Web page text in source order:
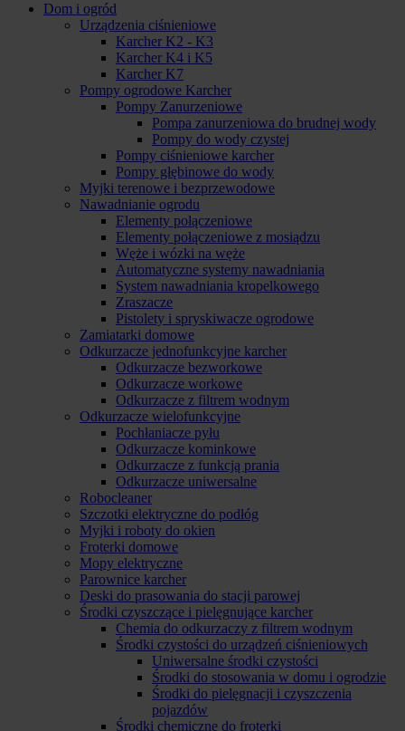
Dom i ogród
Urządzenia ciśnieniowe
Karcher K2 - K3
Karcher K4 i K5
Karcher K7
Pompy ogrodowe Karcher
Pompy Zanurzeniowe
Pompa zanurzeniowa do brudnej wody
Pompy do wody czystej
Pompy ciśnieniowe karcher
Pompy głębinowe do wody
Myjki terenowe i bezprzewodowe
Nawadnianie ogrodu
Elementy połączeniowe
Elementy połączeniowe z mosiądzu
Węże i wózki na węże
Automatyczne systemy nawadniania
System nawadniania kropelkowego
Zraszacze
Pistolety i spryskiwacze ogrodowe
Zamiatarki domowe
Odkurzacze jednofunkcyjne karcher
Odkurzacze bezworkowe
Odkurzacze workowe
Odkurzacze z filtrem wodnym
Odkurzacze wielofunkcyjne
Pochłaniacze pyłu
Odkurzacze kominkowe
Odkurzacze z funkcją prania
Odkurzacze uniwersalne
Robocleaner
Szczotki elektryczne do podłóg
Myjki i roboty do okien
Froterki domowe
Mopy elektryczne
Parownice karcher
Deski do prasowania do stacji parowej
Środki czyszczące i pielęgnujące karcher
Chemia do odkurzaczy z filtrem wodnym
Środki czystości do urządzeń ciśnieniowych
Uniwersalne środki czystości
Środki do stosowania w domu i ogrodzie
Środki do pielęgnacji i czyszczenia
pojazdów
Środki chemiczne do froterki